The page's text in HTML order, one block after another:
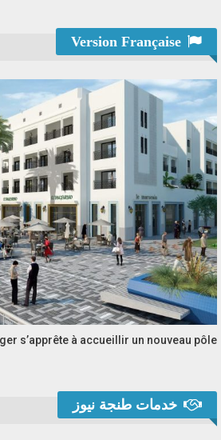
s’apprête à accueillir un nouveau pôle…
خدمات طنجة نيوز